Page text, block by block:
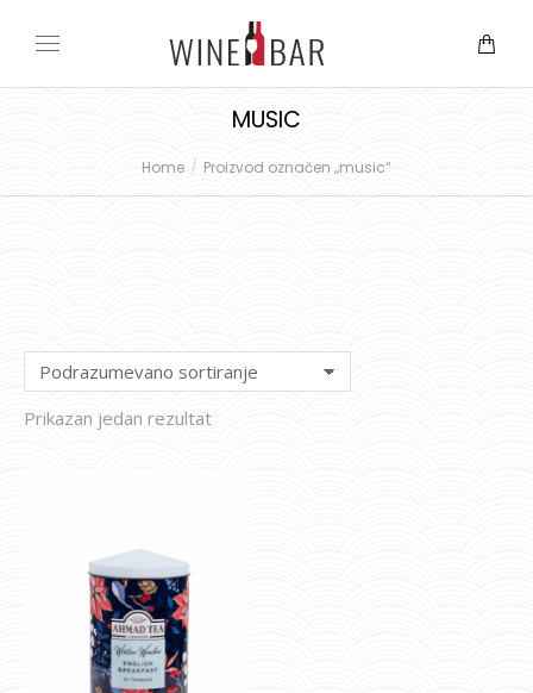
MUSIC
You are here:Home Proizvod označen „music“
Prikazan jedan rezultat